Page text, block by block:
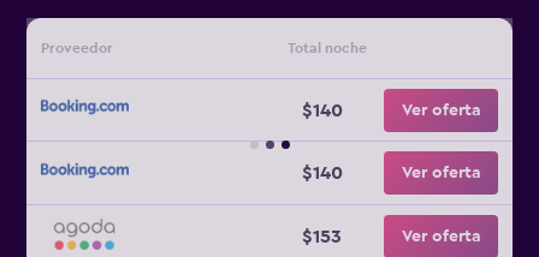
Proveedor Total noche
$140 Ver oferta
$140 Ver oferta
$153 Ver oferta